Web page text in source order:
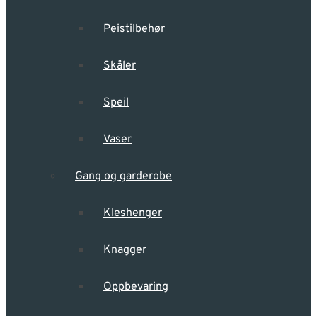
Peistilbehør
Skåler
Speil
Vaser
Gang og garderobe
Kleshenger
Knagger
Oppbevaring